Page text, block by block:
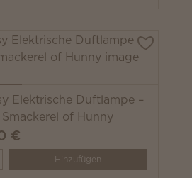
Elektrische Duftlampe –
of Hunny
€
Hinzufügen